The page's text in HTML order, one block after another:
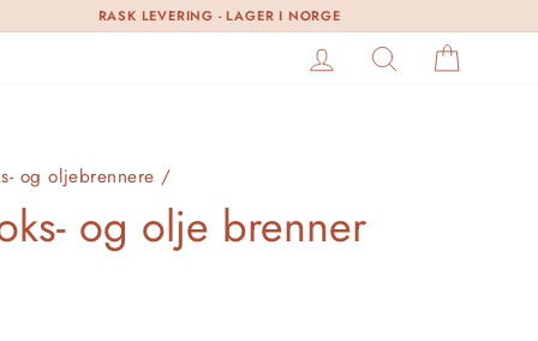
RASK LEVERING - LAGER I NORGE
LOGG INN
SØK
og oljebrennere /
og olje brenner